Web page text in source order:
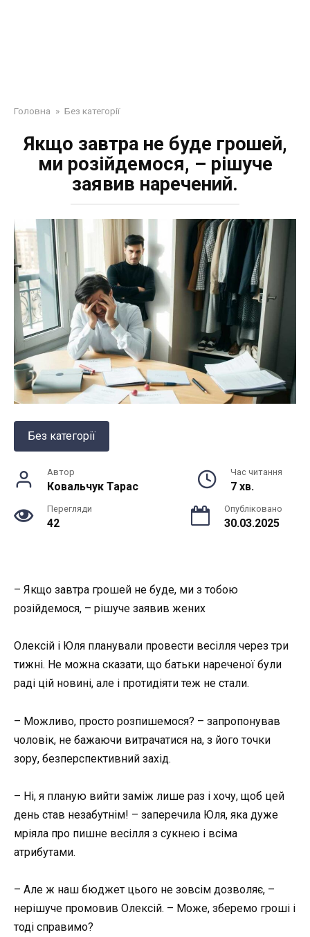
Головна » Без категорії
Якщо завтра не буде грошей,
ми розійдемося, – рішуче
заявив наречений.
Без категорії
Автор
Ковальчук Тарас
Час читання
7 хв.
Перегляди
42
Опубліковано
30.03.2025
– Якщо завтра грошей не буде, ми з тобою
розійдемося, – рішуче заявив жених
Олексій і Юля планували провести весілля через три
тижні. Не можна сказати, що батьки нареченої були
раді цій новині, але і протидіяти теж не стали.
– Можливо, просто розпишемося? – запропонував
чоловік, не бажаючи витрачатися на, з його точки
зору, безперспективний захід.
– Ні, я планую вийти заміж лише раз і хочу, щоб цей
день став незабутнім! – заперечила Юля, яка дуже
мріяла про пишне весілля з сукнею і всіма
атрибутами.
– Але ж наш бюджет цього не зовсім дозволяє, –
нерішуче промовив Олексій. – Може, зберемо гроші і
тоді справимо?